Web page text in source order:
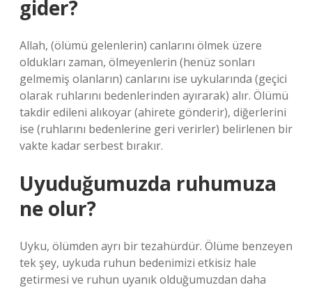
gider?
Allah, (ölümü gelenlerin) canlarını ölmek üzere
oldukları zaman, ölmeyenlerin (henüz sonları
gelmemiş olanların) canlarını ise uykularında (geçici
olarak ruhlarını bedenlerinden ayırarak) alır. Ölümü
takdir edileni alıkoyar (ahirete gönderir), diğerlerini
ise (ruhlarını bedenlerine geri verirler) belirlenen bir
vakte kadar serbest bırakır.
Uyuduğumuzda ruhumuza
ne olur?
Uyku, ölümden ayrı bir tezahürdür. Ölüme benzeyen
tek şey, uykuda ruhun bedenimizi etkisiz hale
getirmesi ve ruhun uyanık olduğumuzdan daha